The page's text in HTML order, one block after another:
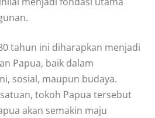
tahun ini diharapkan menjadi
Papua, baik dalam
sosial, maupun budaya.
tokoh Papua tersebut
akan semakin maju